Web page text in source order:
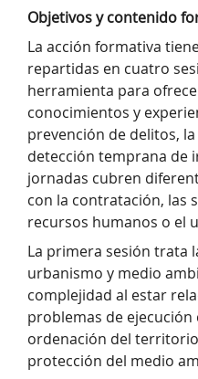
Objetivos y contenido
La acción formativa
repartidas en cuatro
herramienta para
conocimientos y
prevención de delitos,
detección temprana de
jornadas cubren
con la contratación, las
recursos humanos o el
La primera sesión trata
urbanismo y medio
complejidad al estar
problemas de
ordenación del
protección del medio